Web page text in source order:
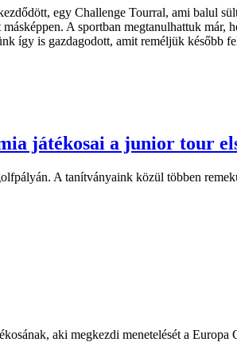
egy Challenge Tourral, ami balul
A sportban megtanulhattuk
így is gazdagodott, amit reméljük később
játékosai a junior tour
A tanítványaink közül többen
aki megkezdi menetelését a Europa